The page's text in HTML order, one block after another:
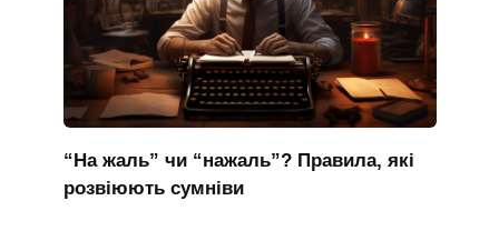
“На жаль” чи “нажаль”? Правила, які
розвіюють сумніви